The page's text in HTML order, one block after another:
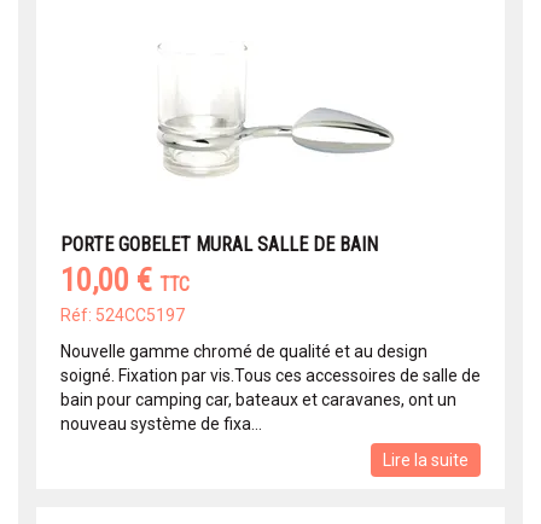
PORTE GOBELET MURAL SALLE DE BAIN
10,00 € TTC
Réf: 524CC5197
Nouvelle gamme chromé de qualité et au design
soigné. Fixation par vis.Tous ces accessoires de salle de
bain pour camping car, bateaux et caravanes, ont un
nouveau système de fixa...
Lire la suite